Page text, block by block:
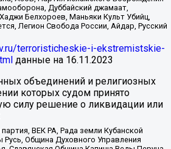
Дуббайский джамаат,
Белхороев, Маньяки Культ Убийц,
Легион Свобода России, Айдар, Русский
terroristicheskie-i-ekstremistskie-
данные на 16.11.2023
объединений и религиозных
которых судом принято
силу решение о ликвидации или
ВЕК РА, Рада земли Кубанской
Община Духовного Управления